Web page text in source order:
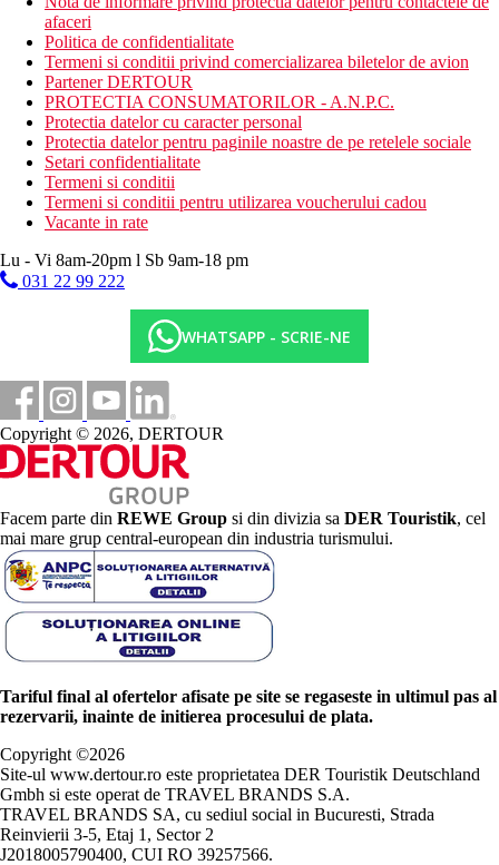
afaceri
Politica de confidentialitate
Termeni si conditii privind comercializarea biletelor de avion
Partener DERTOUR
PROTECTIA CONSUMATORILOR - A.N.P.C.
Protectia datelor cu caracter personal
Protectia datelor pentru paginile noastre de pe retelele sociale
Setari confidentialitate
Termeni si conditii
Termeni si conditii pentru utilizarea voucherului cadou
Vacante in rate
Lu - Vi 8am-20pm l Sb 9am-18 pm
031 22 99 222
WHATSAPP - SCRIE-NE
Copyright © 2026, DERTOUR
Facem parte din REWE Group si din divizia sa DER Touristik, cel
mai mare grup central-european din industria turismului.
Tariful final al ofertelor afisate pe site se regaseste in ultimul pas al
rezervarii, inainte de initierea procesului de plata.
Copyright ©2026
Site-ul www.dertour.ro este proprietatea DER Touristik Deutschland
Gmbh si este operat de TRAVEL BRANDS S.A.
TRAVEL BRANDS SA, cu sediul social in Bucuresti, Strada
Reinvierii 3-5, Etaj 1, Sector 2
J2018005790400, CUI RO 39257566.